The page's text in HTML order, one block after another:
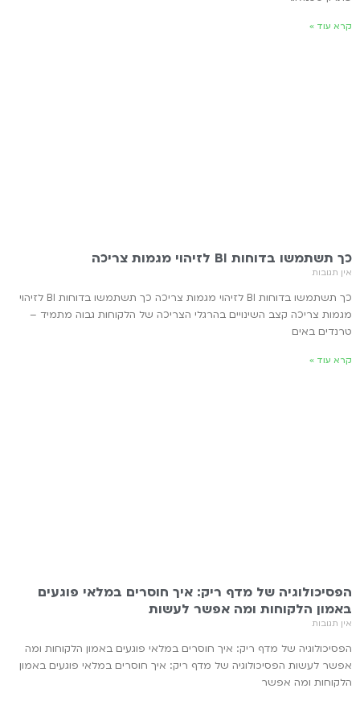
קרא עוד »
כך תשתמשו בדוחות BI לזיהוי מגמות צריכה
אין תגובות
כך תשתמשו בדוחות BI לזיהוי מגמות צריכה כך תשתמשו בדוחות BI לזיהוי
מגמות צריכה קצב השינויים בהרגלי הצריכה של הלקוחות גבוה מתמיד –
טרנדים באים
קרא עוד »
הפסיכולוגיה של מדף ריק: איך חוסרים במלאי פוגעים
באמון הלקוחות ומה אפשר לעשות
אין תגובות
הפסיכולוגיה של מדף ריק: איך חוסרים במלאי פוגעים באמון הלקוחות ומה
אפשר לעשות הפסיכולוגיה של מדף ריק: איך חוסרים במלאי פוגעים באמון
הלקוחות ומה אפשר